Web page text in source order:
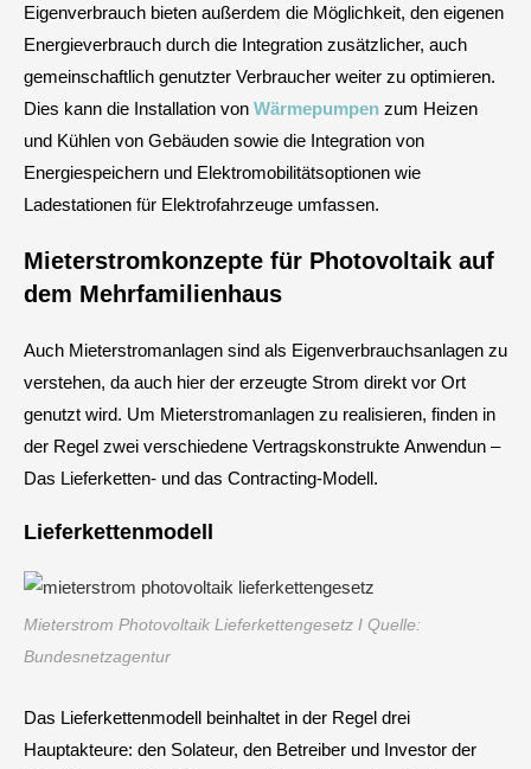
Eigenverbrauch bieten außerdem die Möglichkeit, den eigenen
Energieverbrauch durch die Integration zusätzlicher, auch
gemeinschaftlich genutzter Verbraucher weiter zu optimieren.
Dies kann die Installation von Wärmepumpen zum Heizen
und Kühlen von Gebäuden sowie die Integration von
Energiespeichern und Elektromobilitätsoptionen wie
Ladestationen für Elektrofahrzeuge umfassen.
Mieterstromkonzepte für Photovoltaik auf
dem Mehrfamilienhaus
Auch Mieterstromanlagen sind als Eigenverbrauchsanlagen zu
verstehen, da auch hier der erzeugte Strom direkt vor Ort
genutzt wird. Um Mieterstromanlagen zu realisieren, finden in
der Regel zwei verschiedene Vertragskonstrukte Anwendun –
Das Lieferketten- und das Contracting-Modell.
Lieferkettenmodell
Mieterstrom Photovoltaik Lieferkettengesetz I Quelle:
Bundesnetzagentur
Das Lieferkettenmodell beinhaltet in der Regel drei
Hauptakteure: den Solateur, den Betreiber und Investor der